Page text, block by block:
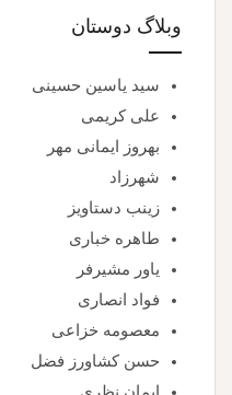
وبلاگ دوستان
سید یاسین حسینی
علی کریمی
بهروز ایمانی مهر
شهرزاد
زینب دستاویز
طاهره خباری
یاور مشیرفر
فواد انصاری
معصومه خزاعی
حسن کشاورز فضل